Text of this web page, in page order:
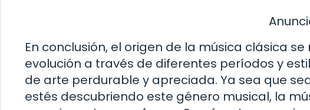
En conclusión, el origen de la música clásica
evolución a través de diferentes períodos y
de arte perdurable y apreciada. Ya sea que
estés descubriendo este género musical, la